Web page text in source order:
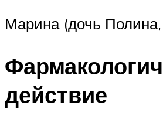
Марина (дочь
действие